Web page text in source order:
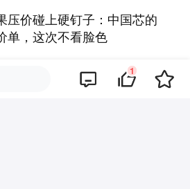
压价碰上硬钉子：中国芯的
单，这次不看脸色
1